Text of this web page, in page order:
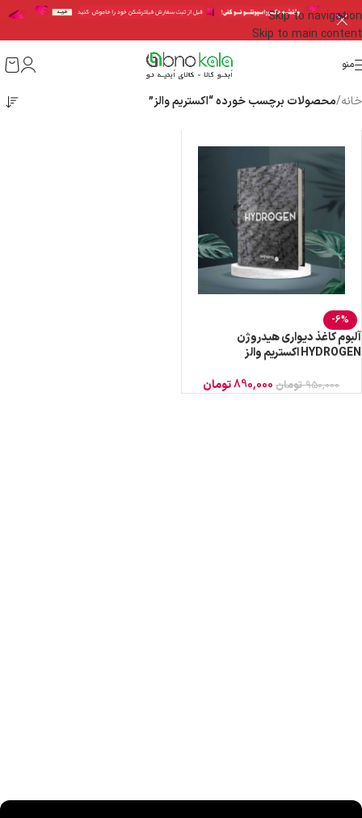
Skip to navigation
Skip to main content
منو
خانه/محصولات برچسب خورده “اکستریم والز”
-6%
آلبوم کاغذ دیواری هیدروژن
HYDROGEN اکستریم والز
950,000 تومان 890,000تومان